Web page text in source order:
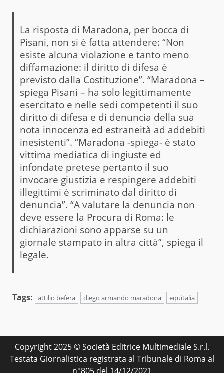
La risposta di Maradona, per bocca di
Pisani, non si è fatta attendere: “Non
esiste alcuna violazione e tanto meno
diffamazione: il diritto di difesa è
previsto dalla Costituzione”. “Maradona –
spiega Pisani – ha solo legittimamente
esercitato e nelle sedi competenti il suo
diritto di difesa e di denuncia della sua
nota innocenza ed estraneità ad addebiti
inesistenti”. “Maradona -spiega- è stato
vittima mediatica di ingiuste ed
infondate pretese pertanto il suo
invocare giustizia e respingere addebiti
illegittimi è scriminato dal diritto di
denuncia”. “A valutare la denuncia non
deve essere la Procura di Roma: le
dichiarazioni sono apparse su un
giornale stampato in altra città”, spiega il
legale.
Tags: attilio befera diego armando maradona equitalia
Copyright 2025 © Società Editrice Multimediale S.r.l.
Testata Giornalistica registrata al Tribunale di Roma al